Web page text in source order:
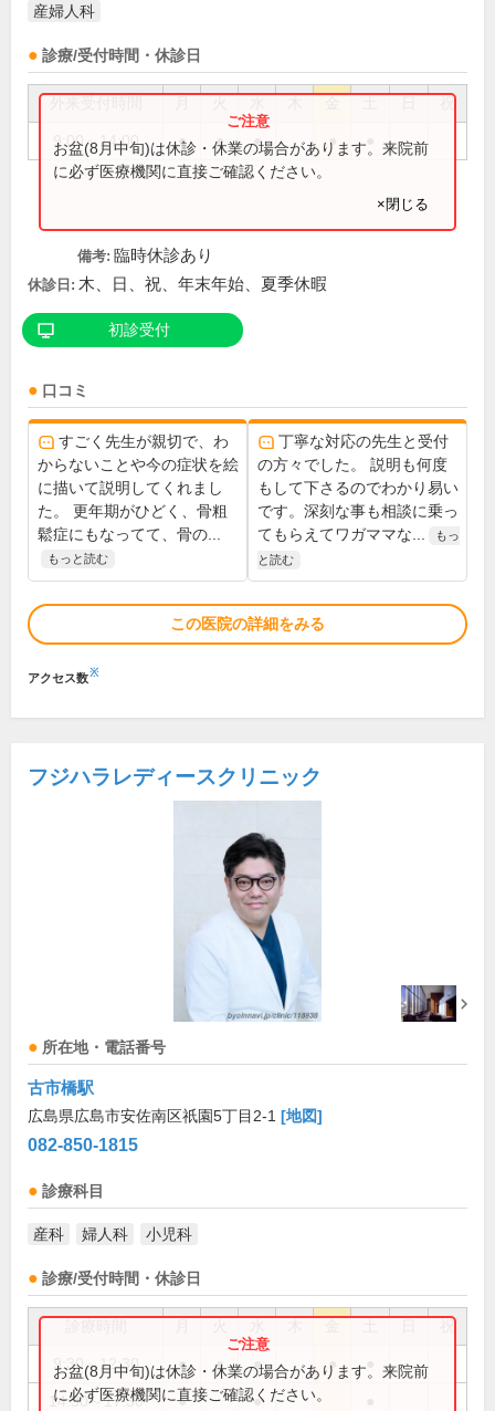
産婦人科
診療/受付時間・休診日
祝
9:00～14:00 ● ● ● ●
お盆(8月中旬)は休診・休業の場合があります。来院前
に必ず医療機関に直接ご確認ください。
×閉じる
備考: 臨時休診あり
休診日: 木、日、祝、年末年始、夏季休暇
初診受付
口コミ
すごく先生が親切で、わ
からないことや今の症状を絵
に描いて説明してくれまし
た。 更年期がひどく、骨粗
鬆症にもなってて、骨の...
もっと読む
丁寧な対応の先生と受付
の方々でした。 説明も何度
もして下さるのでわかり易い
です。深刻な事も相談に乗っ
てもらえてワガママな...
もっ
と読む
この医院の詳細をみる
アクセス数※
フジハラレディースクリニック
所在地・電話番号
古市橋駅
広島県広島市安佐南区祇園5丁目2-1 [地図]
082-850-1815
診療科目
産科 婦人科 小児科
診療/受付時間・休診日
祝
9:30～12:30 ● ● ● ●
14:30～17:30 ● ●
お盆(8月中旬)は休診・休業の場合があります。来院前
に必ず医療機関に直接ご確認ください。